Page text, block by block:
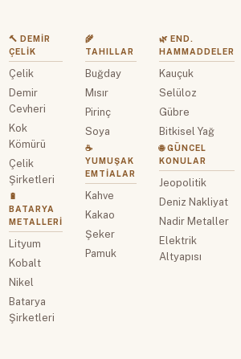
🔨 DEMIR
ÇELIK
Çelik
Demir
Cevheri
Kok
Kömürü
Çelik
Şirketleri
🔋
BATARYA
METALLERI
Lityum
Kobalt
Nikel
Batarya
Şirketleri
🌾
TAHILLAR
Buğday
Mısır
Pirinç
Soya
☕
YUMUŞAK
EMTIALAR
Kahve
Kakao
Şeker
Pamuk
🌿 END.
HAMMADDELER
Kauçuk
Selüloz
Gübre
Bitkisel Yağ
🌐 GÜNCEL
KONULAR
Jeopolitik
Deniz Nakliyat
Nadir Metaller
Elektrik
Altyapısı